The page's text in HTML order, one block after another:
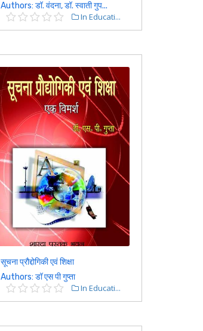
Authors: डॉ. वंदना, डॉ. स्वाती गुप...
In Educati...
सूचना प्रौद्दोगिकी एवं शिक्षा
Authors: डॉ एस पी गुप्ता
In Educati...